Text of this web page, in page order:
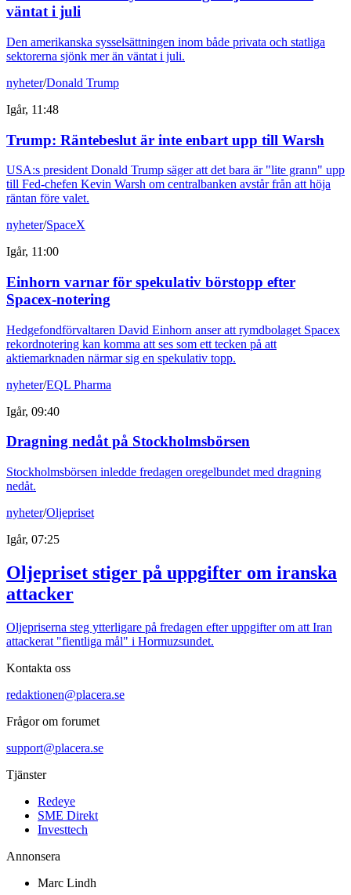
väntat i juli
Den amerikanska sysselsättningen inom både privata och statliga
sektorerna sjönk mer än väntat i juli.
nyheter/Donald Trump
Igår, 11:48
Trump: Räntebeslut är inte enbart upp till Warsh
USA:s president Donald Trump säger att det bara är "lite grann" upp
till Fed-chefen Kevin Warsh om centralbanken avstår från att höja
räntan före valet.
nyheter/SpaceX
Igår, 11:00
Einhorn varnar för spekulativ börstopp efter
Spacex-notering
Hedgefondförvaltaren David Einhorn anser att rymdbolaget Spacex
rekordnotering kan komma att ses som ett tecken på att
aktiemarknaden närmar sig en spekulativ topp.
nyheter/EQL Pharma
Igår, 09:40
Dragning nedåt på Stockholmsbörsen
Stockholmsbörsen inledde fredagen oregelbundet med dragning
nedåt.
nyheter/Oljepriset
Igår, 07:25
Oljepriset stiger på uppgifter om iranska
attacker
Oljepriserna steg ytterligare på fredagen efter uppgifter om att Iran
attackerat "fientliga mål" i Hormuzsundet.
Kontakta oss
redaktionen@placera.se
Frågor om forumet
support@placera.se
Tjänster
Redeye
SME Direkt
Investtech
Annonsera
Marc Lindh